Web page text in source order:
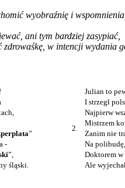
wyobraźnię i
ani tym bardziej zasypiać,
zdrowaśkę, w intencji wydania
”
-
”,
śląski.
2.
Julian to
I strzegł
Najpierw
Mistrzem
Zanim nie
Na
Doktorem w
Ale